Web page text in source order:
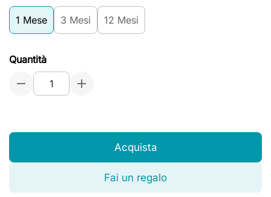
1 Mese 3 Mesi 12 Mesi
Quantità
Acquista
Fai un regalo